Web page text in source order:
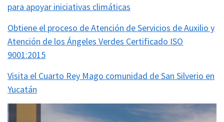
para apoyar iniciativas climáticas
Obtiene el proceso de Atención de Servicios de Auxilio y
Atención de los Ángeles Verdes Certificado ISO
9001:2015
Visita el Cuarto Rey Mago comunidad de San Silverio en
Yucatán